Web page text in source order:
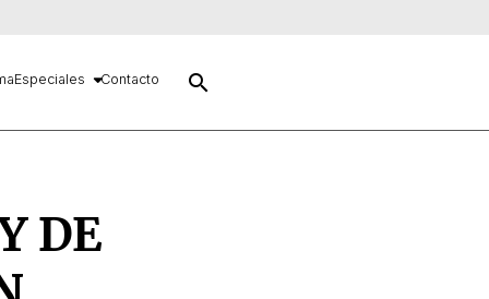
Especiales Contacto search
DE